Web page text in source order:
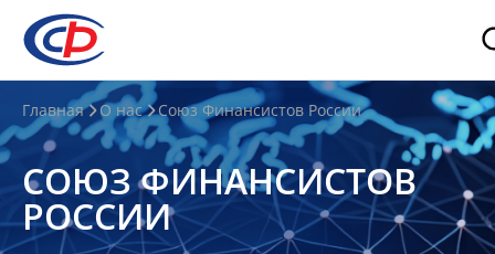
О
нас
О
СФР
Главная О нас Союз Финансистов России
СОЮЗ ФИНАНСИСТОВ
РОССИИ